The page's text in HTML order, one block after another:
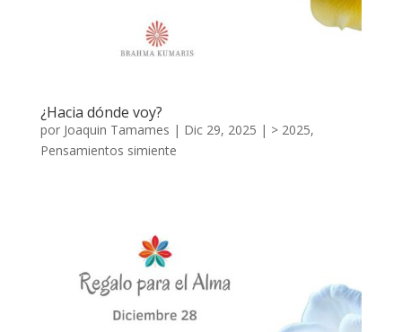
¿Hacia dónde voy?
por Joaquin Tamames | Dic 29, 2025 | > 2025,
Pensamientos simiente